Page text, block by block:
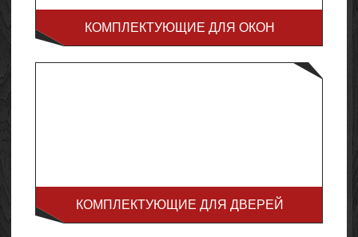
КОМПЛЕКТУЮЩИЕ ДЛЯ ОКОН
КОМПЛЕКТУЮЩИЕ ДЛЯ ДВЕРЕЙ